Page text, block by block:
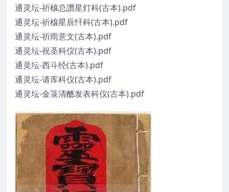
通灵坛-祈欀总讚星灯科(古本).pdf
通灵坛-祈欀星辰忏科(古本).pdf
通灵坛-祈雨意文(古本).pdf
通灵坛-祝圣科仪(古本).pdf
通灵坛-西斗经(古本).pdf
通灵坛-请库科仪(古本).pdf
通灵坛-金箓清醮发表科仪(古本).pdf